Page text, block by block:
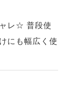
レ☆ 普段使
にも幅広く使